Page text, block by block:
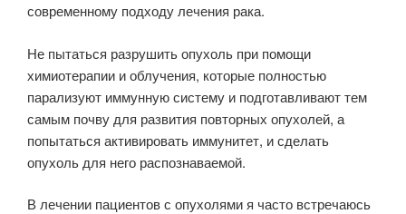
современному подходу лечения рака.
Не пытаться разрушить опухоль при помощи
химиотерапии и облучения, которые полностью
парализуют иммунную систему и подготавливают тем
самым почву для развития повторных опухолей, а
попытаться активировать иммунитет, и сделать
опухоль для него распознаваемой.
В лечении пациентов с опухолями я часто встречаюсь